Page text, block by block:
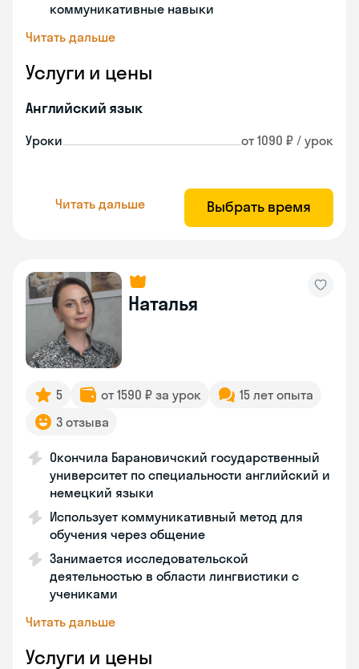
коммуникативные навыки
Читать дальше
Услуги и цены
Английский язык
Уроки от 1090 ₽ / урок
Читать дальше Выбрать время
Наталья
5 от 1590 ₽ за урок
15 лет опыта
3 отзыва
Окончила Барановичский государственный
университет по специальности английский и
немецкий языки
Использует коммуникативный метод для
обучения через общение
Занимается исследовательской
деятельностью в области лингвистики с
учениками
Читать дальше
Услуги и цены